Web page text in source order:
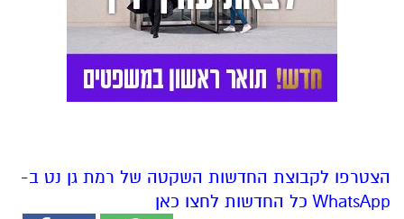
הצטרפו לקבוצת החדשות השקטה של רמת גן נט ב-
אולי יעניין אותך גם